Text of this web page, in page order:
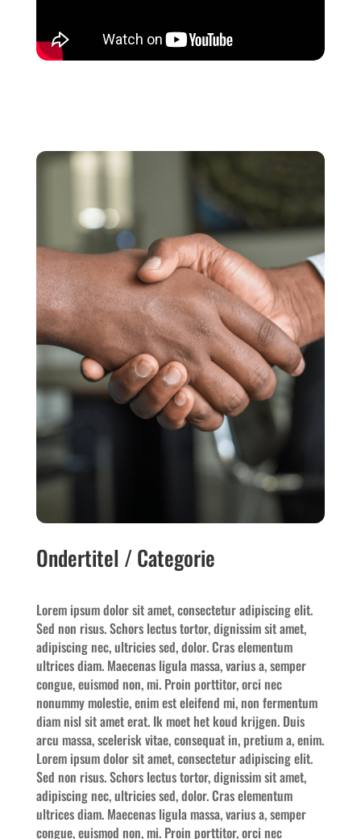
Ondertitel / Categorie
Lorem ipsum dolor sit amet, consectetur adipiscing elit.
Sed non risus. Schors lectus tortor, dignissim sit amet,
adipiscing nec, ultricies sed, dolor. Cras elementum
ultrices diam. Maecenas ligula massa, varius a, semper
congue, euismod non, mi. Proin porttitor, orci nec
nonummy molestie, enim est eleifend mi, non fermentum
diam nisl sit amet erat. Ik moet het koud krijgen. Duis
arcu massa, scelerisk vitae, consequat in, pretium a, enim.
Lorem ipsum dolor sit amet, consectetur adipiscing elit.
Sed non risus. Schors lectus tortor, dignissim sit amet,
adipiscing nec, ultricies sed, dolor. Cras elementum
ultrices diam. Maecenas ligula massa, varius a, semper
congue, euismod non, mi. Proin porttitor, orci nec